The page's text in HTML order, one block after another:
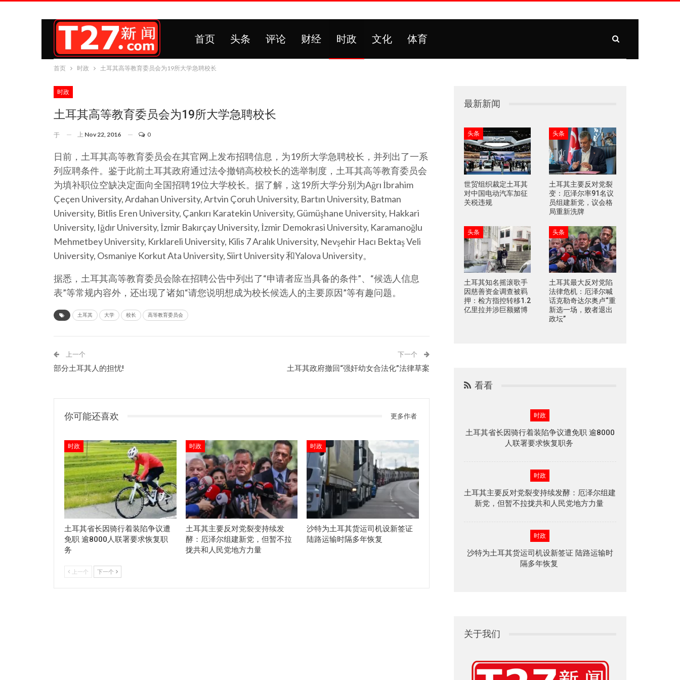
首页 头条 评论 财经 时政 文化 体育
首页 时政 土耳其高等教育委员会为19所大学急聘校长
时政
土耳其高等教育委员会为19所大学急聘校长
于 上 Nov 22, 2016 0
日前，土耳其高等教育委员会在其官网上发布招聘信息，为19所大学急聘校长，并列出了一系
列应聘条件。鉴于此前土耳其政府通过法令撤销高校校长的选举制度，土耳其高等教育委员会
为填补职位空缺决定面向全国招聘19位大学校长。据了解，这19所大学分别为Ağrı İbrahim
Çeçen University, Ardahan University, Artvin Çoruh University, Bartın University, Batman
University, Bitlis Eren University, Çankırı Karatekin University, Gümüşhane University, Hakkari
University, Iğdır University, İzmir Bakırçay University, İzmir Demokrasi University, Karamanoğlu
Mehmetbey University, Kırklareli University, Kilis 7 Aralık University, Nevşehir Hacı Bektaş Veli
University, Osmaniye Korkut Ata University, Siirt University 和Yalova University。
据悉，土耳其高等教育委员会除在招聘公告中列出了“申请者应当具备的条件”、“候选人信息
表”等常规内容外，还出现了诸如“请您说明想成为校长候选人的主要原因”等有趣问题。
土耳其 大学 校长 高等教育委员会
上一个
部分土耳其人的担忧!
下一个
土耳其政府撤回“强奸幼女合法化”法律草案
你可能还喜欢 更多作者
时政
土耳其省长因骑行着装陷争议遭
免职 逾8000人联署要求恢复职
务
时政
土耳其主要反对党裂变持续发
酵：厄泽尔组建新党，但暂不拉
拢共和人民党地方力量
时政
沙特为土耳其货运司机设新签证
陆路运输时隔多年恢复
上一个 下一个
最新新闻
头条
世贸组织裁定土耳其
对中国电动汽车加征
关税违规
头条
土耳其主要反对党裂
变：厄泽尔率91名议
员组建新党，议会格
局重新洗牌
头条
土耳其知名摇滚歌手
因慈善资金调查被羁
押：检方指控转移1.2
亿里拉并涉巨额赌博
头条
土耳其最大反对党陷
法律危机：厄泽尔喊
话克勒奇达尔奥卢“重
新选一场，败者退出
政坛”
看看
时政
土耳其省长因骑行着装陷争议遭免职 逾8000
人联署要求恢复职务
时政
土耳其主要反对党裂变持续发酵：厄泽尔组建
新党，但暂不拉拢共和人民党地方力量
时政
沙特为土耳其货运司机设新签证 陆路运输时
隔多年恢复
关于我们